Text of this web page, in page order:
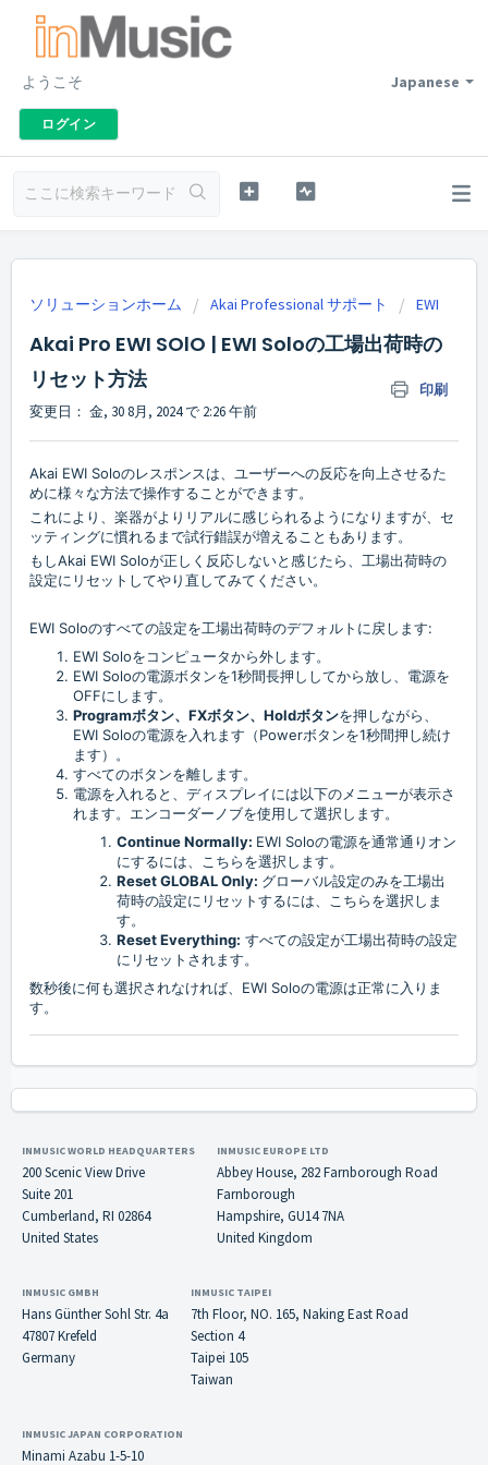
Japanese
ようこそ
ログイン
ソリューションホーム Akai Professional サポート EWI
Akai Pro EWI SOlO | EWI Soloの工場出荷時の
リセット方法
印刷
変更日： 金, 30 8月, 2024 で 2:26 午前
Akai EWI Soloのレスポンスは、ユーザーへの反応を向上させるた
めに様々な方法で操作することができます。
これにより、楽器がよりリアルに感じられるようになりますが、セ
ッティングに慣れるまで試行錯誤が増えることもあります。
もしAkai EWI Soloが正しく反応しないと感じたら、工場出荷時の
設定にリセットしてやり直してみてください。
EWI Soloのすべての設定を工場出荷時のデフォルトに戻します:
EWI Soloをコンピュータから外します。
EWI Soloの電源ボタンを1秒間長押ししてから放し、電源を
OFFにします。
Programボタン、FXボタン、Holdボタンを押しながら、
EWI Soloの電源を入れます（Powerボタンを1秒間押し続け
ます）。
すべてのボタンを離します。
電源を入れると、ディスプレイには以下のメニューが表示さ
れます。エンコーダーノブを使用して選択します。
Continue Normally: EWI Soloの電源を通常通りオン
にするには、こちらを選択します。
Reset GLOBAL Only: グローバル設定のみを工場出
荷時の設定にリセットするには、 こちらを選択しま
す。
Reset Everything: すべての設定が工場出荷時の設定
にリセットされます。
数秒後に何も選択されなければ、EWI Soloの電源は正常に入りま
す。
INMUSIC WORLD HEADQUARTERS
200 Scenic View Drive
Suite 201
Cumberland, RI 02864
United States
INMUSIC EUROPE LTD
Abbey House, 282 Farnborough Road
Farnborough
Hampshire, GU14 7NA
United Kingdom
INMUSIC GMBH
Hans Günther Sohl Str. 4a
47807 Krefeld
Germany
INMUSIC TAIPEI
7th Floor, NO. 165, Naking East Road
Section 4
Taipei 105
Taiwan
INMUSIC JAPAN CORPORATION
Minami Azabu 1-5-10